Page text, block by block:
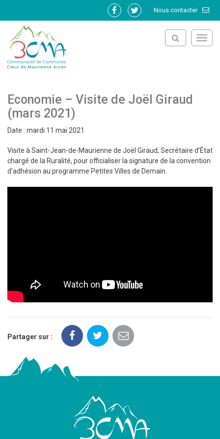
Nous contacter
Lien
Lien
Economie – Visite de Joël Giraud
(mars 2021)
Date : mardi 11 mai 2021
Visite à Saint-Jean-de-Maurienne de Joël Giraud, Secrétaire d’État
chargé de la Ruralité, pour officialiser la signature de la convention
d’adhésion au programme Petites Villes de Demain.
Partager sur :